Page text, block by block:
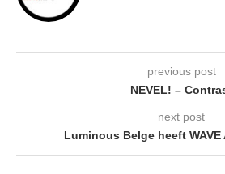
previous post
NEVEL! –
next post
Luminous Belge heeft WAVE